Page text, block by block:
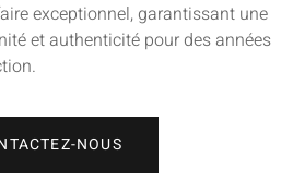
exceptionnel, garantissant une
et authenticité pour des années
NOUS